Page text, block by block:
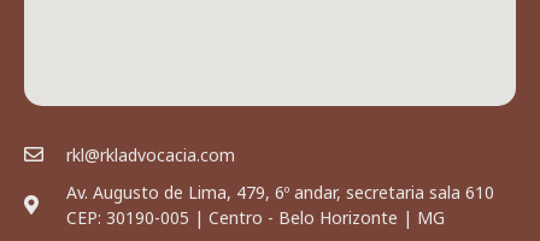
rkl@rkladvocacia.com
Av. Augusto de Lima, 479, 6º andar, secretaria sala 610
CEP: 30190-005 | Centro - Belo Horizonte | MG